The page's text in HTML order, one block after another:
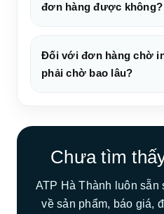
đơn hàng được không?
Đối với đơn hàng chờ
phải chờ bao lâu?
Chưa tìm
ATP Hà Thành luôn sẵn
về sản phẩm, báo giá,